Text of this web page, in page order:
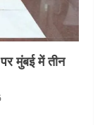
मुंबई में तीन